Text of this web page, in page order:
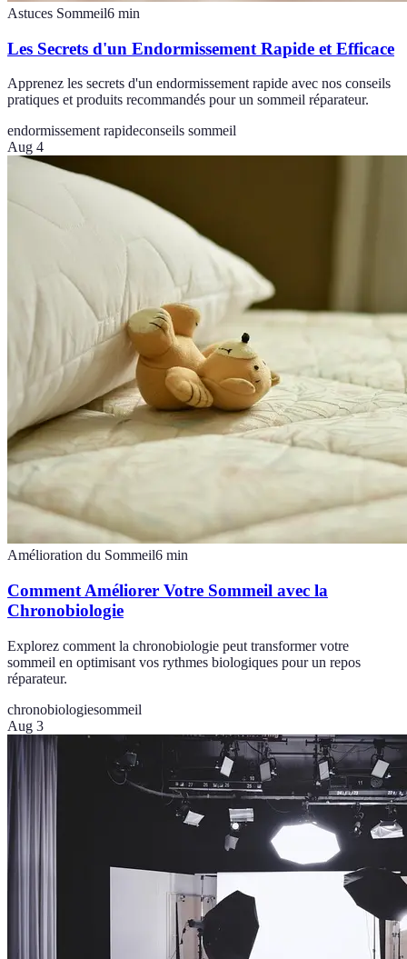
Astuces Sommeil6 min
Les Secrets d'un Endormissement Rapide et Efficace
Apprenez les secrets d'un endormissement rapide avec nos conseils
pratiques et produits recommandés pour un sommeil réparateur.
endormissement rapideconseils sommeil
Aug 4
Amélioration du Sommeil6 min
Comment Améliorer Votre Sommeil avec la
Chronobiologie
Explorez comment la chronobiologie peut transformer votre
sommeil en optimisant vos rythmes biologiques pour un repos
réparateur.
chronobiologiesommeil
Aug 3